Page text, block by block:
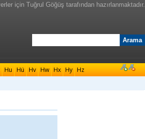
için Tuğrul Göğüş tarafından hazırlanmaktadır.
Hu Hü Hv Hw Hx Hy Hz